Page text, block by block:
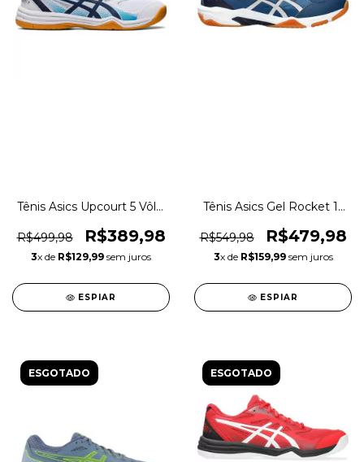
Tênis Asics Upcourt 5 Vôlei
R$499,98
R$389,98
3x de R$129,99 sem juros
ESPIAR
Tênis Asics Gel Rocket 11
1magnus
R$549,98 R$479,98
3x de R$159,99sem juros
ESPIAR
ESGOTADO ESGOTADO